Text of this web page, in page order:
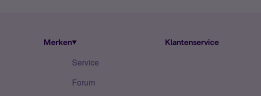
Merken Klantenservice
Service
Forum